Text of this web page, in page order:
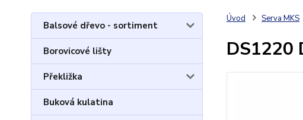
Balsové dřevo - sortiment
Borovicové lišty
Překližka
Buková kulatina
Úvod Serva MKS
DS1220